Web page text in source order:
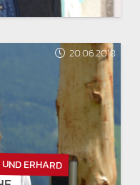
20.06.2018
ERHARD